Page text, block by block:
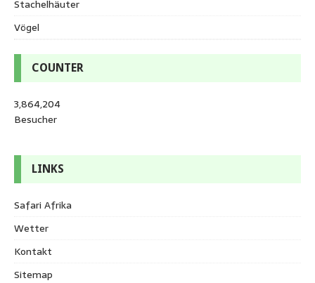
Stachelhäuter
Vögel
COUNTER
3,864,204
Besucher
LINKS
Safari Afrika
Wetter
Kontakt
Sitemap